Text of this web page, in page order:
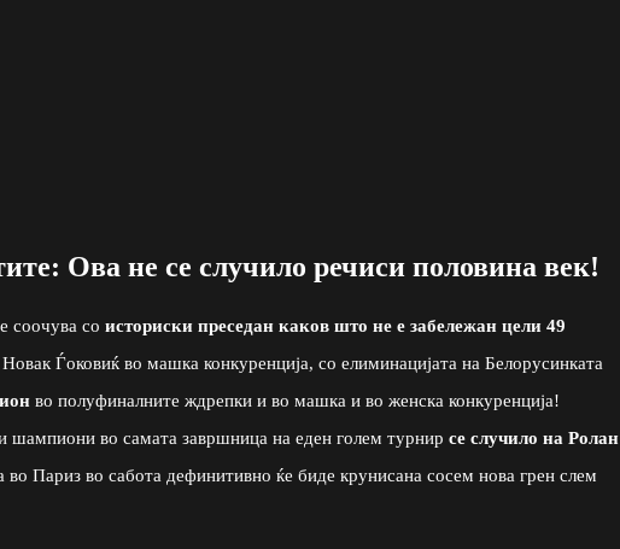
Ова не се случило речиси половина век!
соочува со историски преседан каков што не е забележан цели 49
Ѓоковиќ во машка конкуренција, со елиминацијата на Белорусинката
во полуфиналните ждрепки и во машка и во женска конкуренција!
шампиони во самата завршница на еден голем турнир се случило на Ролан
во Париз во сабота дефинитивно ќе биде крунисана сосем нова грен слем